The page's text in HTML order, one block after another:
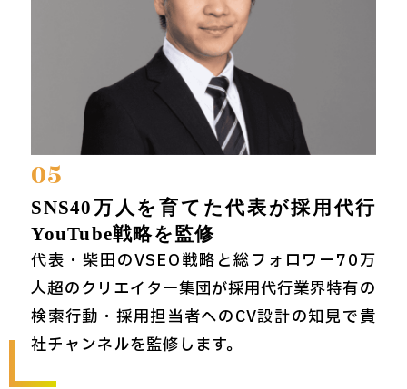
05
SNS40万人を育てた代表が採用代行
YouTube戦略を監修
代表・柴田のVSEO戦略と総フォロワー70万
人超のクリエイター集団が採用代行業界特有の
検索行動・採用担当者へのCV設計の知見で貴
社チャンネルを監修します。